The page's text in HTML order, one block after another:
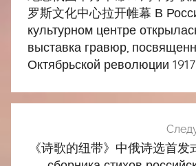
записям
罗斯文化中心拉开帷幕 В
культурном центре
выставка гравюр,
Октябрьской революции
《诗歌的纽带》中俄诗选首